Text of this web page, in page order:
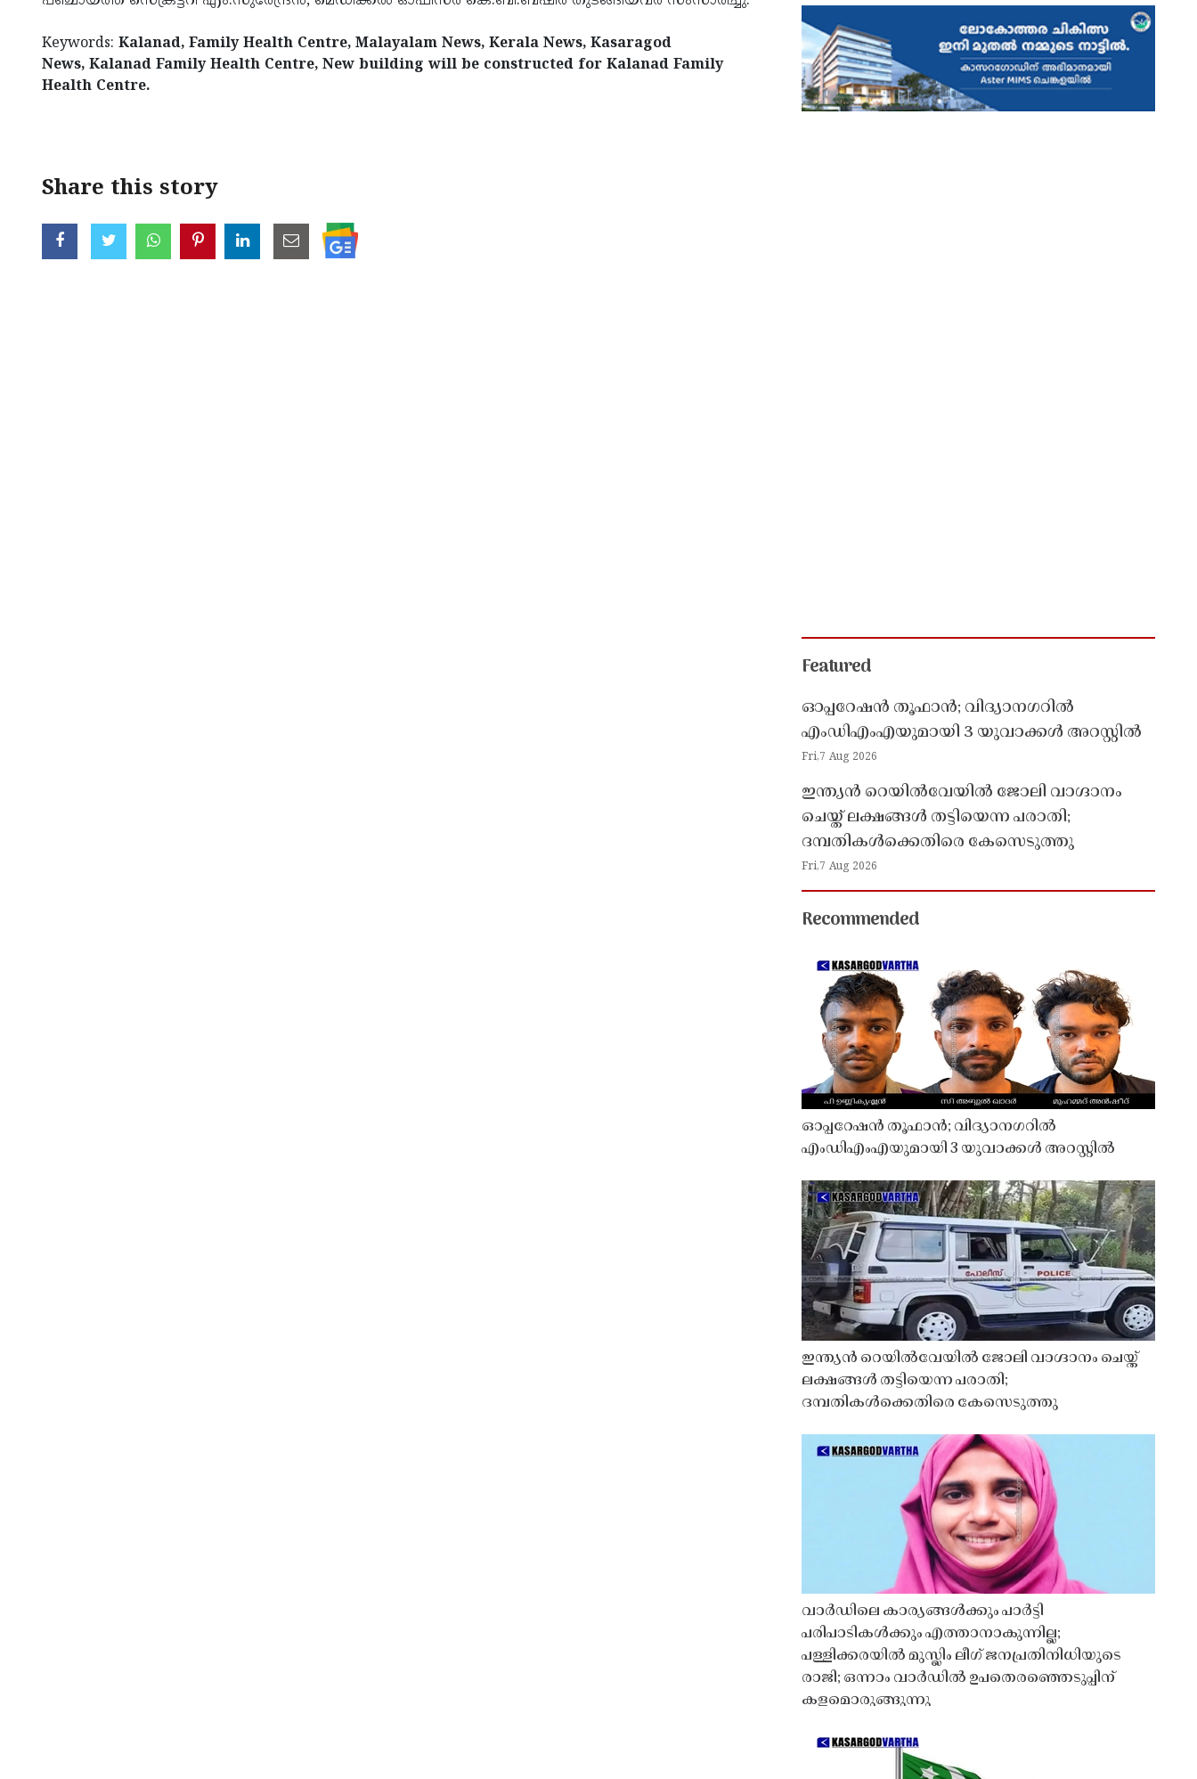
Keywords: Kalanad, Family Health Centre, Malayalam News, Kerala News, Kasaragod
News, Kalanad Family Health Centre, New building will be constructed for Kalanad Family
Health Centre.
Share this story
Featured
ഓപ്പറേഷൻ തൂഫാൻ; വിദ്യാനഗറിൽ
എംഡിഎംഎയുമായി 3 യുവാക്കൾ അറസ്റ്റിൽ
Fri,7 Aug 2026
ഇന്ത്യൻ റെയിൽവേയിൽ ജോലി വാഗ്ദാനം
ചെയ്ത് ലക്ഷങ്ങൾ തട്ടിയെന്ന പരാതി;
ദമ്പതികൾക്കെതിരെ കേസെടുത്തു
Fri,7 Aug 2026
Recommended
ഓപ്പറേഷൻ തൂഫാൻ; വിദ്യാനഗറിൽ
എംഡിഎംഎയുമായി 3 യുവാക്കൾ അറസ്റ്റിൽ
ഇന്ത്യൻ റെയിൽവേയിൽ ജോലി വാഗ്ദാനം ചെയ്ത്
ലക്ഷങ്ങൾ തട്ടിയെന്ന പരാതി;
ദമ്പതികൾക്കെതിരെ കേസെടുത്തു
വാർഡിലെ കാര്യങ്ങൾക്കും പാർട്ടി
പരിപാടികൾക്കും എത്താനാകുന്നില്ല;
പള്ളിക്കരയിൽ മുസ്ലിം ലീഗ് ജനപ്രതിനിധിയുടെ
രാജി; ഒന്നാം വാർഡിൽ ഉപതെരഞ്ഞെടുപ്പിന്
കളമൊരുങ്ങുന്നു